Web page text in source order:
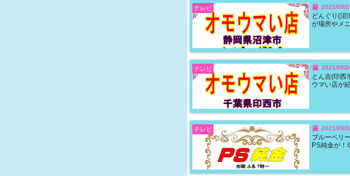
テレビ
2021/09/
どんぐり(沼
が場所やメ
テレビ
2021/09/
とん吉(印西
ウマい店が
テレビ
2021/09/
ブルーベリ
PS純金が！